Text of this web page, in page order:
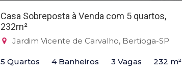
Casa Sobreposta à Venda com 5 quartos,
232m²
Jardim Vicente de Carvalho, Bertioga-SP
5 Quartos 4 Banheiros 3 Vagas 232 m²